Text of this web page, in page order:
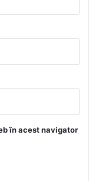
în acest navigator